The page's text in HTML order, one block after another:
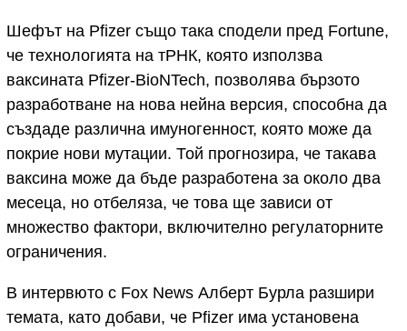
Шефът на Pfizer също така сподели пред Fortune,
че технологията на тРНК, която използва
ваксината Pfizer-BioNTech, позволява бързото
разработване на нова нейна версия, способна да
създаде различна имуногенност, която може да
покрие нови мутации. Той прогнозира, че такава
ваксина може да бъде разработена за около два
месеца, но отбеляза, че това ще зависи от
множество фактори, включително регулаторните
ограничения.
В интервюто с Fox News Алберт Бурла разшири
темата, като добави, че Pfizer има установена